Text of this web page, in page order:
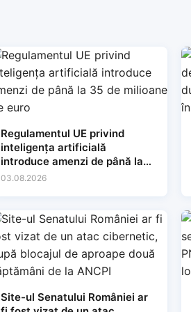
Regulamentul UE privind
inteligența artificială
introduce amenzi de până la
35 de milioane de euro
03.08.2026
Site-ul Senatului României ar